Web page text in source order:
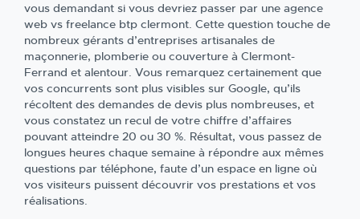
vous demandant si vous devriez passer par une agence
web vs freelance btp clermont. Cette question touche de
nombreux gérants d’entreprises artisanales de
maçonnerie, plomberie ou couverture à Clermont-
Ferrand et alentour. Vous remarquez certainement que
vos concurrents sont plus visibles sur Google, qu’ils
récoltent des demandes de devis plus nombreuses, et
vous constatez un recul de votre chiffre d’affaires
pouvant atteindre 20 ou 30 %. Résultat, vous passez de
longues heures chaque semaine à répondre aux mêmes
questions par téléphone, faute d’un espace en ligne où
vos visiteurs puissent découvrir vos prestations et vos
réalisations.